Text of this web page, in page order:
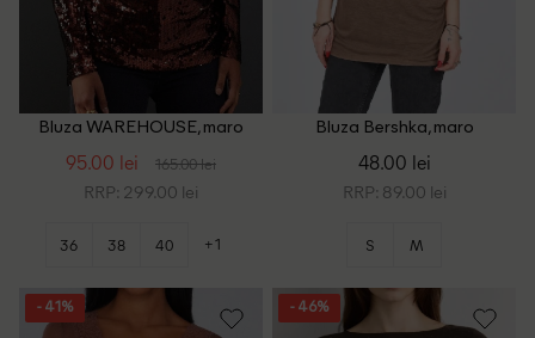
Bluza WAREHOUSE, maro
95.00 lei 165.00 lei
RRP: 299.00 lei
36 38 40 +1
Bluza Bershka, maro
48.00 lei
RRP: 89.00 lei
S M
- 41% - 46%